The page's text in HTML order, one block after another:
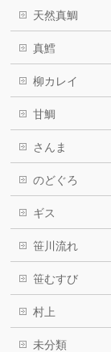
天然真鯛
真鱈
柳カレイ
甘鯛
さんま
のどぐろ
ギス
笹川流れ
笹むすび
村上
未分類